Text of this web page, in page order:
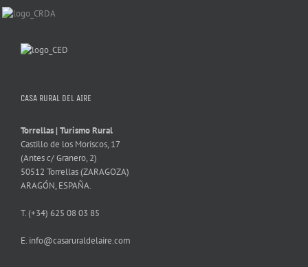
CASA RURAL DEL AIRE
Torrellas | Turismo Rural
Castillo de los Moriscos, 17
(Antes c/ Granero, 2)
50512 Torrellas (ZARAGOZA)
ARAGÓN, ESPAÑA.
T. (+34) 625 08 03 85
E. info@casaruraldelaire.com